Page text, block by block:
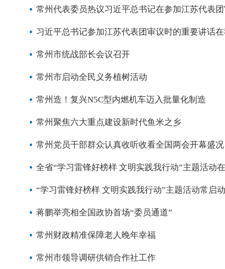
常州代表委员热议习近平总书记在参加江苏代表
习近平总书记参加江苏代表团审议时的重要讲话
常州市统战部长会议召开
常州市启动全民义务植树活动
常州造！复兴N5C型内燃机车迈入批量化制造
常州聚焦六大重点建设新时代鱼米之乡
常州党员干部群众认真收听收看全国两会开幕盛况
全省“学习雷锋好榜样 文明实践我行动”主题活动
“学习雷锋好榜样 文明实践我行动”主题活动常启动
蒋鹏举亮相全国政协首场“委员通道”
常州财政精准保障老人晚年幸福
常州市领导调研供销合作社工作